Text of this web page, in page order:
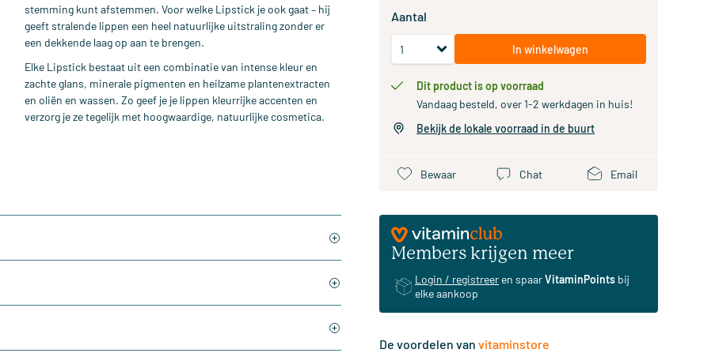
stemming kunt afstemmen. Voor welke Lipstick je ook gaat – hij
geeft stralende lippen een heel natuurlijke uitstraling zonder er
een dekkende laag op aan te brengen.
Elke Lipstick bestaat uit een combinatie van intense kleur en
zachte glans, minerale pigmenten en heilzame plantenextracten
en oliën en wassen. Zo geef je je lippen kleurrijke accenten en
verzorg je ze tegelijk met hoogwaardige, natuurlijke cosmetica.
Aantal
In winkelwagen
Dit product is op voorraad
Vandaag besteld, over 1-2 werkdagen in huis!
Bekijk de lokale voorraad in de buurt
Bewaar Chat Email
Members krijgen meer
Login / registreer en spaarVitaminPoints bij
elke aankoop
De voordelen van vitaminstore